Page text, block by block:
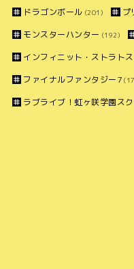
ドラゴンボール (201) プ
モンスターハンター (192)
インフィニット・ストラトス
ファイナルファンタジー7
ラブライブ！虹ヶ咲学園ス